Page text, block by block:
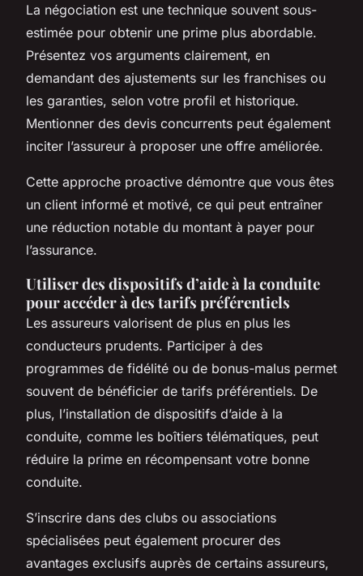
La négociation est une technique souvent sous-
estimée pour obtenir une prime plus abordable.
Présentez vos arguments clairement, en
demandant des ajustements sur les franchises ou
les garanties, selon votre profil et historique.
Mentionner des devis concurrents peut également
inciter l’assureur à proposer une offre améliorée.
Cette approche proactive démontre que vous êtes
un client informé et motivé, ce qui peut entraîner
une réduction notable du montant à payer pour
l’assurance.
Utiliser des dispositifs d’aide à la conduite
pour accéder à des tarifs préférentiels
Les assureurs valorisent de plus en plus les
conducteurs prudents. Participer à des
programmes de fidélité ou de bonus-malus permet
souvent de bénéficier de tarifs préférentiels. De
plus, l’installation de dispositifs d’aide à la
conduite, comme les boîtiers télématiques, peut
réduire la prime en récompensant votre bonne
conduite.
S’inscrire dans des clubs ou associations
spécialisées peut également procurer des
avantages exclusifs auprès de certains assureurs,